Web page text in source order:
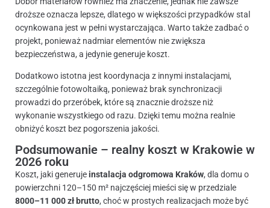
droższe oznacza lepsze, dlatego w większości przypadków stal
ocynkowana jest w pełni wystarczająca. Warto także zadbać o
projekt, ponieważ nadmiar elementów nie zwiększa
bezpieczeństwa, a jedynie generuje koszt.
Dodatkowo istotna jest koordynacja z innymi instalacjami,
szczególnie fotowoltaiką, ponieważ brak synchronizacji
prowadzi do przeróbek, które są znacznie droższe niż
wykonanie wszystkiego od razu. Dzięki temu można realnie
obniżyć koszt bez pogorszenia jakości.
Podsumowanie – realny koszt w Krakowie w
2026 roku
Koszt, jaki generujeinstalacja odgromowa Kraków, dla domu o
powierzchni 120–150 m² najczęściej mieści się w przedziale
8000–11 000 zł brutto, choć w prostych realizacjach może być